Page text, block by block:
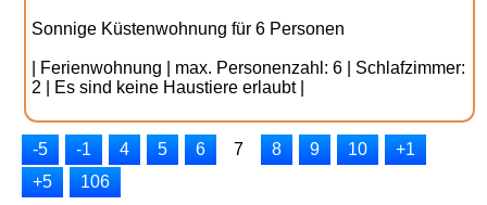
Sonnige Küstenwohnung für 6 Personen
| Ferienwohnung | max. Personenzahl: 6 | Schlafzimmer:
2 | Es sind keine Haustiere erlaubt |
-5 -1 4 5 6 7 8 9 10
+1
+5
106